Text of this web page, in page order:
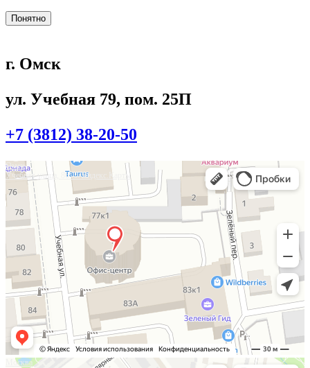
Понятно
г. Омск
ул. Учебная 79, пом. 25П
+7 (3812) 38-20-50
Омск
Учебная улица, 86 — Яндекс.Карты
Москва